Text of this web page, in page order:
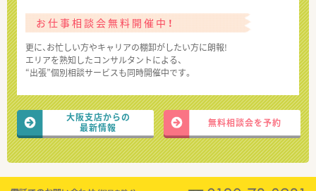
お仕事相談会無料開催中！
更に、お忙しい方やキャリアの棚卸がしたい方に朗報!
エリアを熟知したコンサルタントによる、
“出張”個別相談サービスも同時開催中です。
大阪支店からの
最新情報
無料相談会を予約